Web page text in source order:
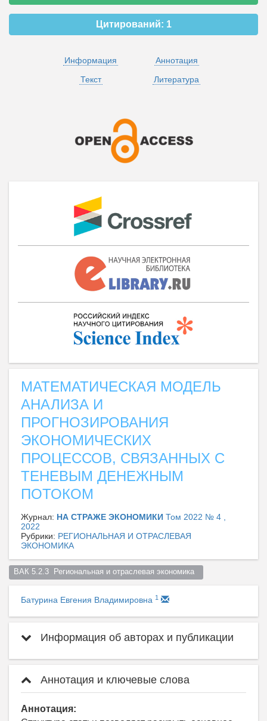
Цитирований: 1
Информация
Аннотация
Текст
Литература
МАТЕМАТИЧЕСКАЯ МОДЕЛЬ
АНАЛИЗА И
ПРОГНОЗИРОВАНИЯ
ЭКОНОМИЧЕСКИХ
ПРОЦЕССОВ, СВЯЗАННЫХ С
ТЕНЕВЫМ ДЕНЕЖНЫМ
ПОТОКОМ
Журнал: НА СТРАЖЕ ЭКОНОМИКИ Том 2022 № 4 ,
2022
Рубрики: РЕГИОНАЛЬНАЯ И ОТРАСЛЕВАЯ
ЭКОНОМИКА
ВАК 5.2.3  Региональная и отраслевая экономика
Батурина Евгения Владимировна 1
Информация об авторах и публикации
Аннотация и ключевые слова
Аннотация: